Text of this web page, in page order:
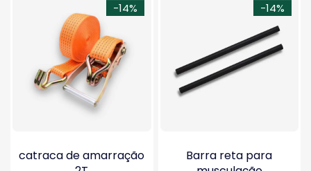
-14%
catraca de amarração
-14%
Barra reta para